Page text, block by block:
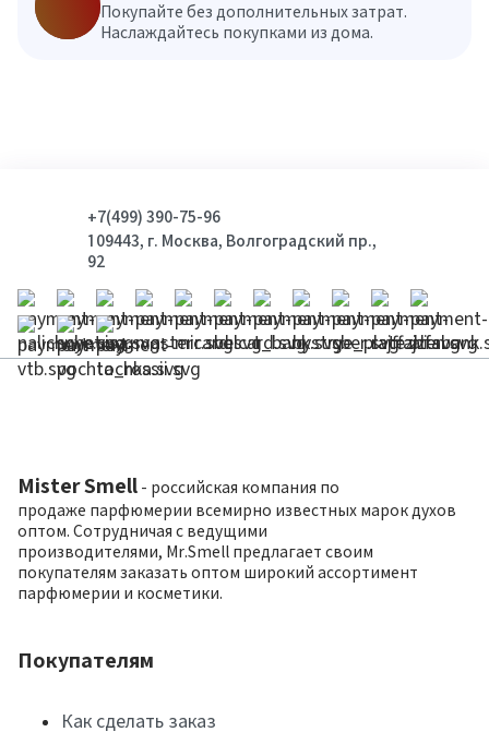
Покупайте без дополнительных затрат.
Наслаждайтесь покупками из дома.
+7(499) 390-75-96
109443, г. Москва, Волгоградский пр.,
92
Mister Smell - российская компания по
продаже парфюмерии всемирно известных марок духов
оптом. Сотрудничая с ведущими
производителями, Mr.Smell предлагает своим
покупателям заказать оптом широкий ассортимент
парфюмерии и косметики.
Покупателям
Как сделать заказ